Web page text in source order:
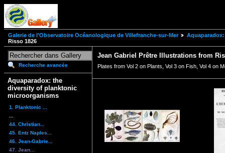
Galerie de l'Observatoire Océanologique de Villefranche-sur-Mer
Risso 1826
Recherche avancée
Aquaparadox: the
diversity of planktonic
microorganisms
1. Planktonic ...
44. Christian...
45. Entz Naples...
46. Jean-Gabrie...
47. Jean...
Jean Gabriel Prêtre Illustrations from
Plates from Vol 2 on Plants, Vol 3 on Fish, Vol 4 on